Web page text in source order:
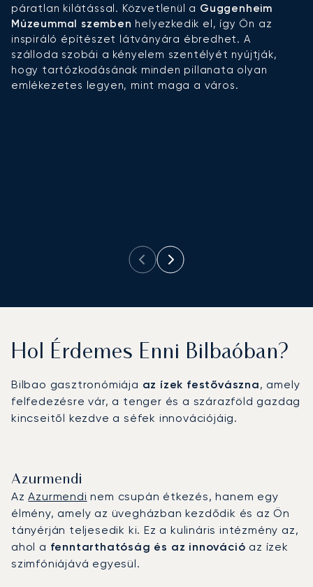
páratlan kilátással. Közvetlenül a Guggenheim
Múzeummal szemben helyezkedik el, így Ön az
inspiráló építészet látványára ébredhet. A
szálloda szobái a kényelem szentélyét nyújtják,
hogy tartózkodásának minden pillanata olyan
emlékezetes legyen, mint maga a város.
Hol Érdemes Enni Bilbaóban?
Bilbao gasztronómiája az ízek festővászna, amely
felfedezésre vár, a tenger és a szárazföld gazdag
kincseitől kezdve a séfek innovációjáig.
Azurmendi
AzAzurmendi nem csupán étkezés, hanem egy
élmény, amely az üvegházban kezdődik és az Ön
tányérján teljesedik ki. Ez a kulináris intézmény az,
ahol a fenntarthatóság és az innováció az ízek
szimfóniájává egyesül.